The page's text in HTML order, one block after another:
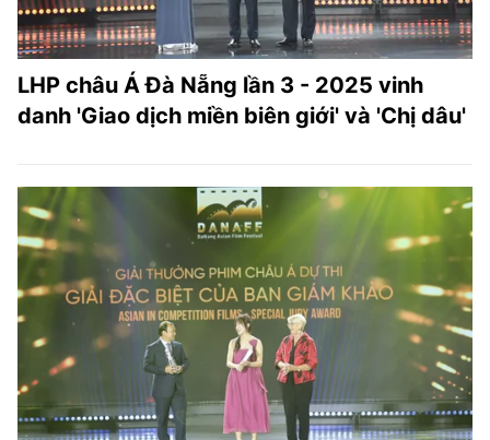
LHP châu Á Đà Nẵng lần 3 - 2025 vinh
danh 'Giao dịch miền biên giới' và 'Chị dâu'